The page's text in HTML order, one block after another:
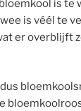
is te
is véél te
er overblijft